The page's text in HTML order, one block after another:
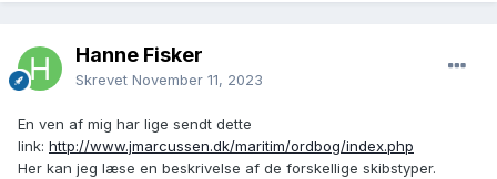
Hanne Fisker
Skrevet November 11, 2023
En ven af mig har lige sendt dette
link: http://www.jmarcussen.dk/maritim/ordbog/index.php
Her kan jeg læse en beskrivelse af de forskellige skibstyper.